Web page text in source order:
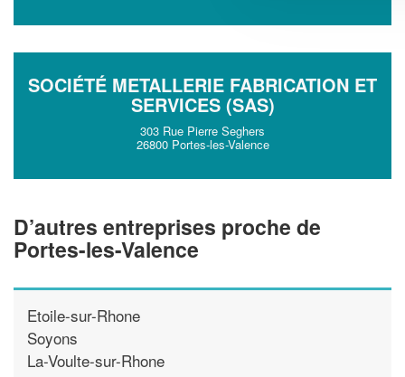
SOCIÉTÉ METALLERIE FABRICATION ET
SERVICES (SAS)
303 Rue Pierre Seghers
26800 Portes-les-Valence
D’autres entreprises proche de
Portes-les-Valence
Etoile-sur-Rhone
Soyons
La-Voulte-sur-Rhone